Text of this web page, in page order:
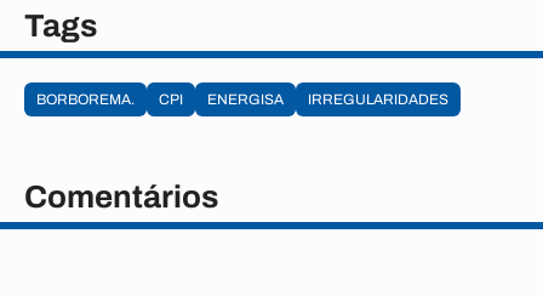
Tags
BORBOREMA. CPI ENERGISA IRREGULARIDADES
Comentários